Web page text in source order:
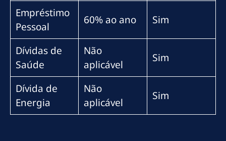
Empréstimo
Pessoal
60% ao ano Sim
Dívidas de
Saúde
Não
aplicável
Sim
Dívida de
Energia
Não
aplicável
Sim